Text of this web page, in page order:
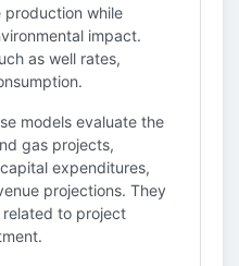
production while
impact.
as well rates,
models evaluate the
gas projects,
expenditures,
projections. They
to project